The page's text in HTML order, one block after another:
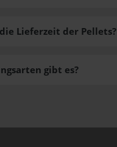
gibt es?
Lieferzeit der Pellets?